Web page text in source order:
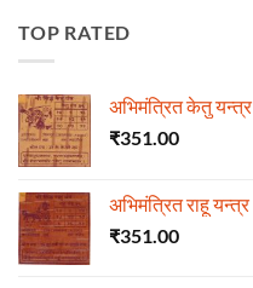
TOP RATED
अभिमंत्रित केतु यन्त्र
₹351.00
अभिमंत्रित राहू यन्त्र
₹351.00